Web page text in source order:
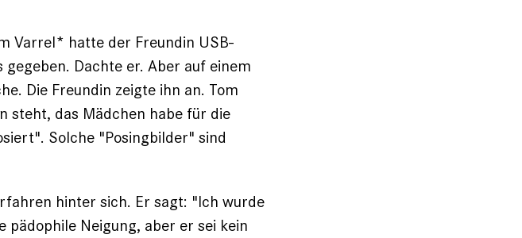
Varrel* hatte der Freundin USB-
Dachte er. Aber auf einem
Die Freundin zeigte ihn an. Tom
steht, das Mädchen habe für die
Solche "Posingbilder" sind
­hinter sich. Er sagt: "Ich wurde
pädophile Neigung, aber er sei kein